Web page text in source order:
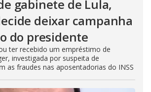
gabinete de Lula,
deixar campanha
do presidente
ter recebido um empréstimo de
investigada por suspeita de
as fraudes nas aposentadorias do INSS